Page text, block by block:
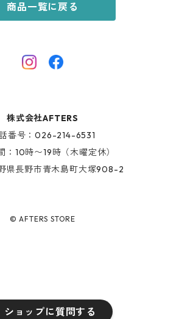
ショップに質問する
商品一覧に戻る
株式会社AFTERS
番号：026-214-6531
：10時〜19時（木曜定休）
県長野市青木島町大塚908-2
© AFTERS STORE